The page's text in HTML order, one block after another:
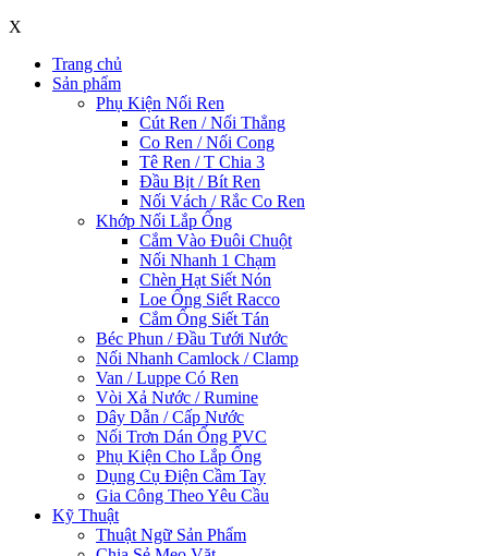
X
Trang chủ
Sản phẩm
Phụ Kiện Nối Ren
Cút Ren / Nối Thẳng
Co Ren / Nối Cong
Tê Ren / T Chia 3
Đầu Bịt / Bít Ren
Nối Vách / Rắc Co Ren
Khớp Nối Lắp Ống
Cắm Vào Đuôi Chuột
Nối Nhanh 1 Chạm
Chèn Hạt Siết Nón
Loe Ống Siết Racco
Cắm Ống Siết Tán
Béc Phun / Đầu Tưới Nước
Nối Nhanh Camlock / Clamp
Van / Luppe Có Ren
Vòi Xả Nước / Rumine
Dây Dẫn / Cấp Nước
Nối Trơn Dán Ống PVC
Phụ Kiện Cho Lắp Ống
Dụng Cụ Điện Cầm Tay
Gia Công Theo Yêu Cầu
Kỹ Thuật
Thuật Ngữ Sản Phẩm